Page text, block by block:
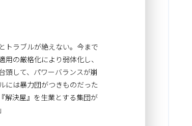
トラブルが絶えない。今まで
の厳格化により弱体化し、
頭して、パワーバランスが崩
には暴力団がつきものだった
解決屋』を生業とする集団が